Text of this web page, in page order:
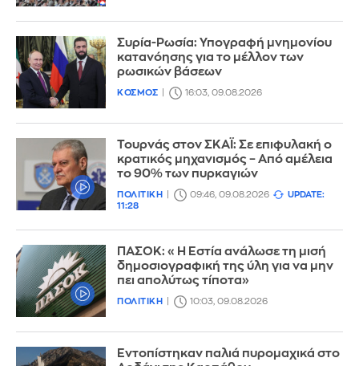
Συρία-Ρωσία: Υπογραφή μνημονίου
κατανόησης για το μέλλον των
ρωσικών βάσεων
ΚΟΣΜΟΣ 16:03, 09.08.2026
Τουρνάς στον ΣΚΑΪ: Σε επιφυλακή ο
κρατικός μηχανισμός – Από αμέλεια
το 90% των πυρκαγιών
ΠΟΛΙΤΙΚΗ 09:46, 09.08.2026
UPDATE:
11:28
ΠΑΣΟΚ: «Η Εστία ανάλωσε τη μισή
δημοσιογραφική της ύλη για να μην
πει απολύτως τίποτα»
ΠΟΛΙΤΙΚΗ 10:03, 09.08.2026
Εντοπίστηκαν παλιά πυρομαχικά στο